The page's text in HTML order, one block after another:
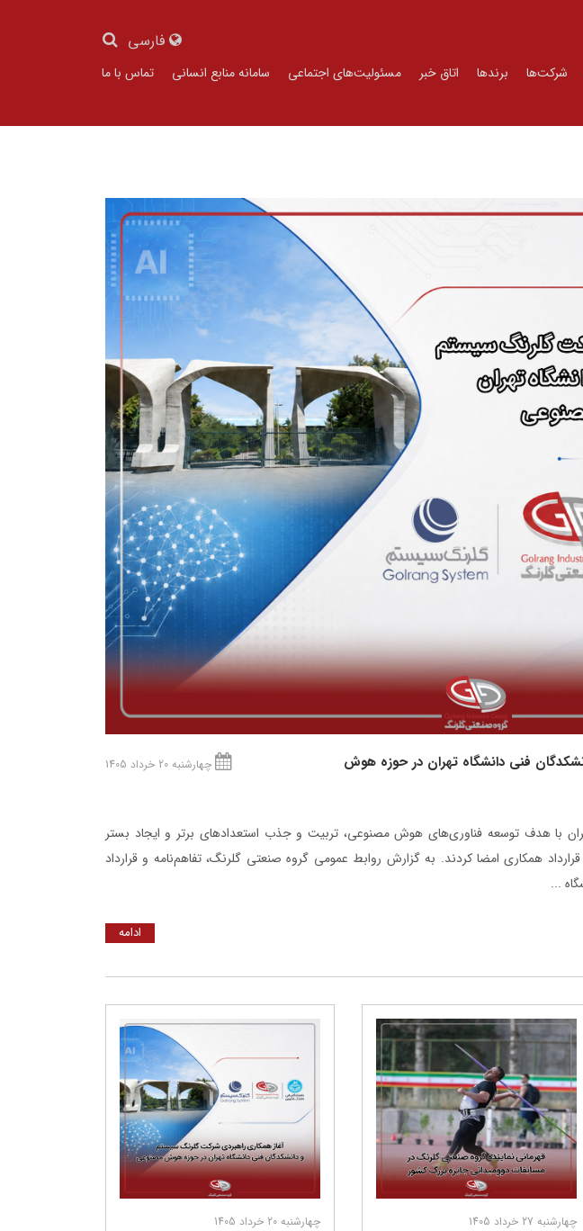
فارسی
شرکت‌ها برندها اتاق خبر مسئولیت‌های اجتماعی سامانه منابع انسانی تماس با ما
فنی دانشگاه تهران در حوزه هوش
چهارشنبه 20 خرداد 1405
با هدف توسعه فناوری‌های هوش مصنوعی، تربیت و جذب استعدادهای برتر و ایجاد بستر
همکاری امضا کردند. به گزارش روابط عمومی گروه صنعتی گلرنگ، تفاهم‌نامه و قرارداد
...
ادامه
چهارشنبه 27 خرداد 1405 چهارشنبه 20 خرداد 1405